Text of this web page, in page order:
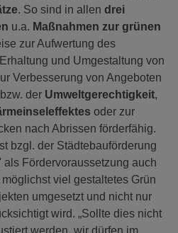
. So sind in allen drei
u.a. Maßnahmen zur grünen
zur Aufwertung des
und Umgestaltung von
Verbesserung von Angeboten
der Umweltgerechtigkeit,
oder zur
nach Abrissen förderfähig.
bzgl. der Städtebauförderung
Fördervoraussetzung auch
viel gestaltetes Grün
umgesetzt und nicht nur
wird. „Sollte dies nicht